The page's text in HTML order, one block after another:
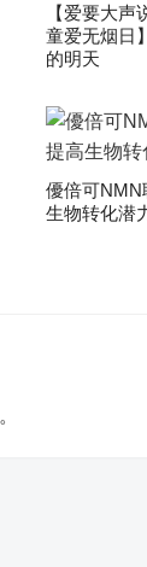
【爱要大声
童爱无烟日
的明天
優倍可NMN
生物转化潜
。